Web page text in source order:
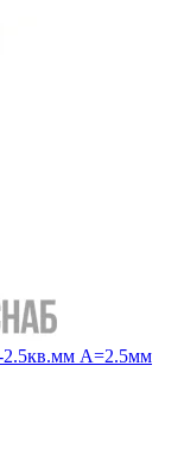
2.5кв.мм А=2.5мм